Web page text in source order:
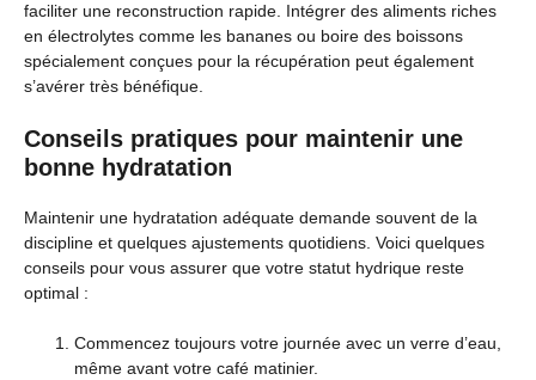
faciliter une reconstruction rapide. Intégrer des aliments riches
en électrolytes comme les bananes ou boire des boissons
spécialement conçues pour la récupération peut également
s’avérer très bénéfique.
Conseils pratiques pour maintenir une
bonne hydratation
Maintenir une hydratation adéquate demande souvent de la
discipline et quelques ajustements quotidiens. Voici quelques
conseils pour vous assurer que votre statut hydrique reste
optimal :
Commencez toujours votre journée avec un verre d’eau,
même avant votre café matinier.